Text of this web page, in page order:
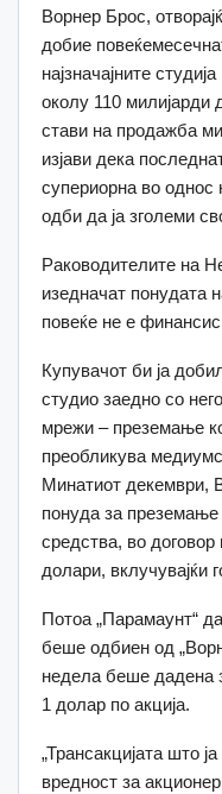
Ворнер Брос,
добие
најзначајните
околу 110 милијарди
стави на продажба
изјави дека
супериорна во однос
одби да ја зголеми
Раководителите на
изедначат понудата
повеќе не е
Купувачот би ја
студио заедно со
мрежи – преземање
преобликува
Минатиот декември,
понуда за
средства, во
долари, вклучувајќи
Потоа „Парамаунт“
беше одбиен од
недела беше дадена
1 долар по акција.
„Трансакцијата што
вредност за